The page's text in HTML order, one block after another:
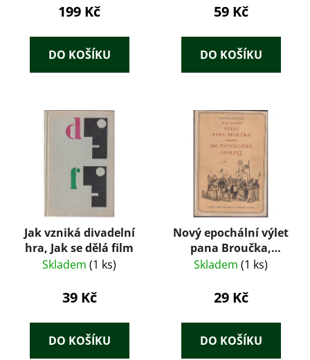
199 Kč
DO KOŠÍKU
59 Kč
DO KOŠÍKU
Jak vzniká divadelní
hra, Jak se dělá film
Skladem (1 ks)
39 Kč
DO KOŠÍKU
Nový epochální výlet
pana Broučka,
tentokrát do
Svatopluk Čech
Skladem (1 ks)
29 Kč
DO KOŠÍKU